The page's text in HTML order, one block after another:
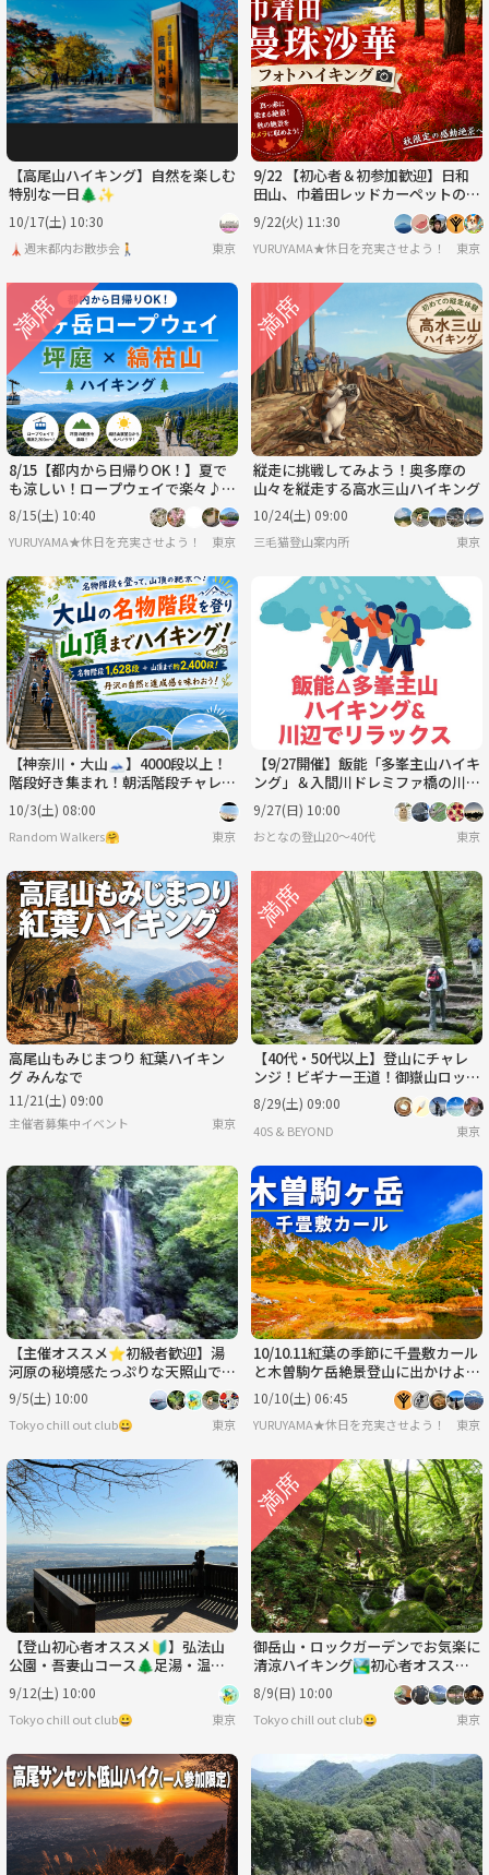
【高尾山ハイキング】自然を楽しむ
特別な一日🌲✨
10/17(土) 10:30
🗼週末都内お散歩会🚶 東京
9/22 【初心者＆初参加歓迎】日和
田山、巾着田レッドカーペットのフ
ォトハイキング
9/22(火) 11:30
YURUYAMA★休日を充実させよう！（グル
東京
8/15【都内から日帰りOK！】夏で
も涼しい！ロープウェイで楽々♪
八ヶ岳・坪庭＆縞枯山絶景ハイキン
グ
8/15(土) 10:40
YURUYAMA★休日を充実させよう！（グループ登山サークル）
東京
縦走に挑戦してみよう！奥多摩の
山々を縦走する高水三山ハイキング
10/24(土) 09:00
三毛猫登山案内所 東京
【神奈川・大山🗻】4000段以上！
階段好き集まれ！朝活階段チャレン
ジ＆絶景！体力UPハイキング企画
10/3(土) 08:00
Random Walkers🤗 東京
【9/27開催】飯能「多峯主山ハイキ
ング」＆入間川ドレミファ橋の川辺
リラックス体験！🌿✨
9/27(日) 10:00
おとなの登山20〜40代 東京
高尾山もみじまつり 紅葉ハイキン
グ みんなで
11/21(土) 09:00
主催者募集中イベント 東京
【40代・50代以上】登山にチャレ
ンジ！ビギナー王道！御嶽山ロック
ガーデン。
8/29(土) 09:00
40S & BEYOND 東京
【主催オススメ⭐️初級者歓迎】湯
河原の秘境感たっぷりな天照山で滝
巡り＆森林浴ハイク🌳
9/5(土) 10:00
Tokyo chill out club😀 東京
10/10.11紅葉の季節に千畳敷カール
と木曽駒ケ岳絶景登山に出かけよ
う！
10/10(土) 06:45
YURUYAMA★休日を充実させよう！（グル
東京
【登山初心者オススメ🔰】弘法山
公園・吾妻山コース🌲足湯・温泉
付き＆調布花火大会🎇マシマシ企
画！！
9/12(土) 10:00
Tokyo chill out club😀 東京
御岳山・ロックガーデンでお気楽に
清涼ハイキング🏞初心者オススメ
コース🔰
8/9(日) 10:00
Tokyo chill out club😀 東京